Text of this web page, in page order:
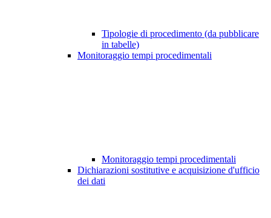
Tipologie di procedimento (da pubblicare
in tabelle)
Monitoraggio tempi procedimentali
Monitoraggio tempi procedimentali
Dichiarazioni sostitutive e acquisizione d'ufficio
dei dati